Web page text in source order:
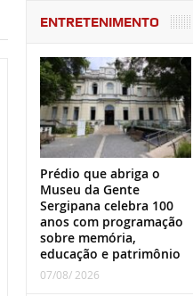
ENTRETENIMENTO
Prédio que abriga o
Museu da Gente
Sergipana celebra 100
anos com programação
sobre memória,
educação e patrimônio
07/08/ 2026